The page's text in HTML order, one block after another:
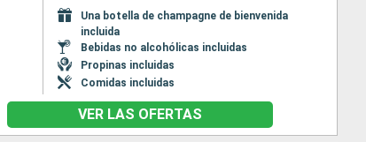
Una botella de champagne de bienvenida
incluida
Bebidas no alcohólicas incluidas
Propinas incluidas
Comidas incluidas
VER LAS OFERTAS